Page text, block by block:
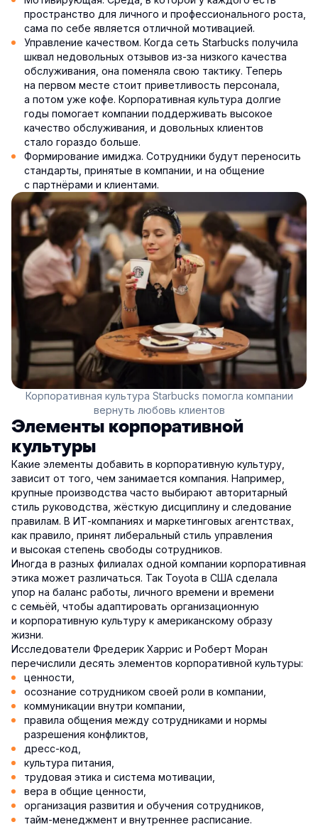
пространство для личного и профессионального роста,
сама по себе является отличной мотивацией.
Управление качеством. Когда сеть Starbucks получила
шквал недовольных отзывов из-за низкого качества
обслуживания, она поменяла свою тактику. Теперь
на первом месте стоит приветливость персонала,
а потом уже кофе. Корпоративная культура долгие
годы помогает компании поддерживать высокое
качество обслуживания, и довольных клиентов
стало гораздо больше.
Формирование имиджа. Сотрудники будут переносить
стандарты, принятые в компании, и на общение
с партнёрами и клиентами.
Корпоративная культура Starbucks помогла компании
вернуть любовь клиентов
Элементы корпоративной
культуры
Какие элементы добавить в корпоративную культуру,
зависит от того, чем занимается компания. Например,
крупные производства часто выбирают авторитарный
стиль руководства, жёсткую дисциплину и следование
правилам. В ИТ-компаниях и маркетинговых агентствах,
как правило, принят либеральный стиль управления
и высокая степень свободы сотрудников.
Иногда в разных филиалах одной компании корпоративная
этика может различаться. Так Toyota в США сделала
упор на баланс работы, личного времени и времени
с семьёй, чтобы адаптировать организационную
и корпоративную культуру к американскому образу
жизни.
Исследователи Фредерик Харрис и Роберт Моран
перечислили десять элементов корпоративной культуры:
ценности,
осознание сотрудником своей роли в компании,
коммуникации внутри компании,
правила общения между сотрудниками и нормы
разрешения конфликтов,
дресс-код,
культура питания,
трудовая этика и система мотивации,
вера в общие ценности,
организация развития и обучения сотрудников,
тайм-менеджмент и внутреннее расписание.